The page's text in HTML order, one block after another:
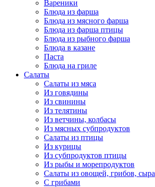
Вареники
Блюда из фарша
Блюда из мясного фарша
Блюда из фарша птицы
Блюда из рыбного фарша
Блюда в казане
Паста
Блюда на гриле
Салаты
Салаты из мяса
Из говядины
Из свинины
Из телятины
Из ветчины, колбасы
Из мясных субпродуктов
Салаты из птицы
Из курицы
Из субпродуктов птицы
Из рыбы и морепродуктов
Салаты из овощей, грибов, сыра
С грибами